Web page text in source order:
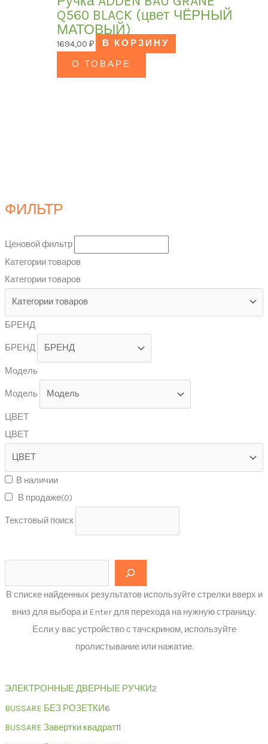
ФИЛЬТР
Ценовой фильтр
Категории товаров
Категории товаров
БРЕНД
БРЕНД
Модель
Модель
ЦВЕТ
ЦВЕТ
В наличии
В продаже(0)
Текстовый поиск
В списке найденных результатов используйте стрелки вверх и
вниз для выбора и Enter для перехода на нужную страницу.
Если у вас устройство с тачскрином, используйте
пролистывание или нажатие.
ЭЛЕКТРОННЫЕ ДВЕРНЫЕ РУЧКИ2
BUSSARE БЕЗ РОЗЕТКИ6
BUSSARE Завертки квадрат11
Q560 BLACK (цвет ЧЁРНЫЙ
МАТОВЫЙ)
1694,00₽
В КОРЗИНУ
О ТОВАРЕ